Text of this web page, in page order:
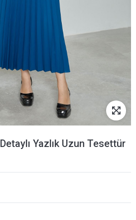
Yazlık Uzun Tesettür